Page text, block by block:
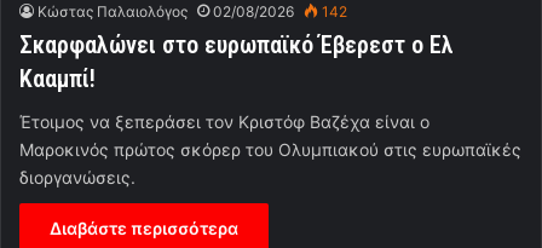
Κώστας Παλαιολόγος 02/08/2026 142
Σκαρφαλώνει στο ευρωπαϊκό Έβερεστ ο Ελ
Κααμπί!
Έτοιμος να ξεπεράσει τον Κριστόφ Βαζέχα είναι ο
Μαροκινός πρώτος σκόρερ του Ολυμπιακού στις ευρωπαϊκές
διοργανώσεις.
Διαβάστε περισσότερα